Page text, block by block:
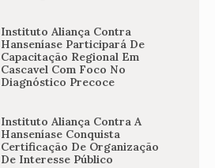
Instituto Aliança Contra
Hanseníase Participará De
Capacitação Regional Em
Cascavel Com Foco No
Diagnóstico Precoce
Instituto Aliança Contra A
Hanseníase Conquista
Certificação De Organização
De Interesse Público